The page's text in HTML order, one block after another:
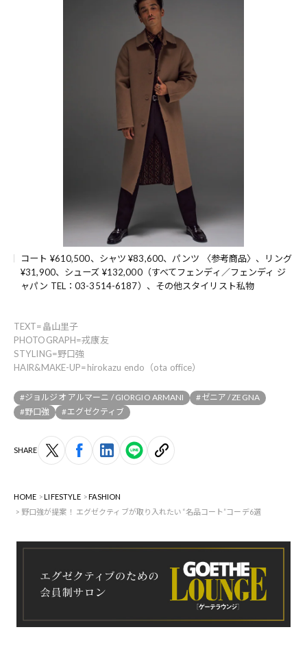
コート ¥610,500、シャツ ¥83,600、パンツ 〈参考商品〉、リング
¥31,900、シューズ ¥132,000（すべてフェンディ／フェンディ ジ
ャパン TEL：03-3514-6187）、その他スタイリスト私物
TEXT=畠山里子
PHOTOGRAPH=戎康友
STYLING=野口強
HAIR&MAKE-UP=hirokazu endo（ota office）
#ジョルジオ アルマーニ / GIORGIO ARMANI
#ゼニア / ZEGNA
#野口強
#エグゼクティブ
SHARE
HOME LIFESTYLE
FASHION
野口強が提案！ エグゼクティブが取り入れたい“名品コート”コーデ6選